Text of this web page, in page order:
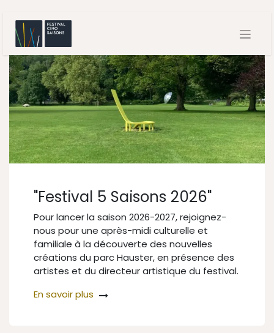
"Festival 5 Saisons 2026"
Pour lancer la saison 2026-2027, rejoignez-
nous pour une après-midi culturelle et
familiale à la découverte des nouvelles
créations du parc Hauster, en présence des
artistes et du directeur artistique du festival.
En savoir plus